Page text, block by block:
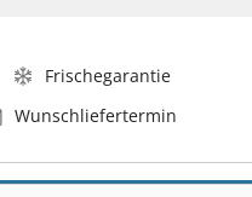
Frischegarantie
Wunschliefertermin